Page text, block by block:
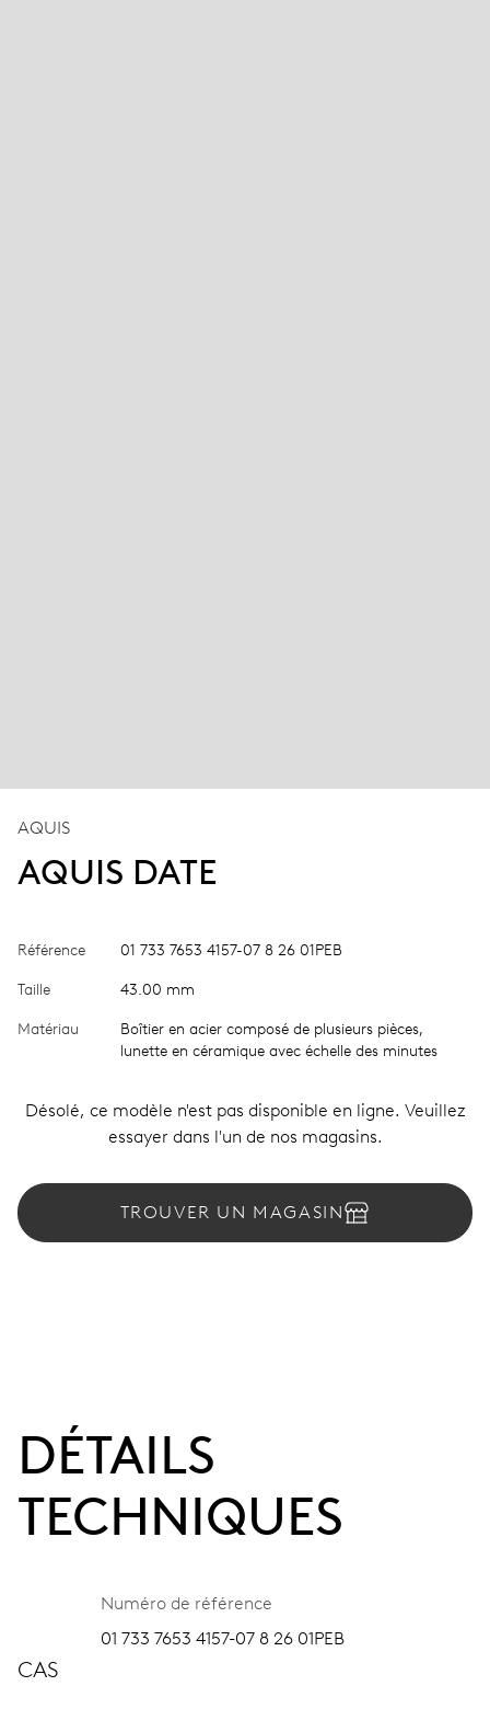
AQUIS
AQUIS DATE
Référence 01 733 7653 4157-07 8 26 01PEB
Taille 43.00 mm
Matériau
Boîtier en acier composé de plusieurs pièces,
lunette en céramique avec échelle des minutes
Désolé, ce modèle n'est pas disponible en ligne. Veuillez
essayer dans l'un de nos magasins.
TROUVER UN MAGASIN
DÉTAILS
TECHNIQUES
Numéro de référence
01 733 7653 4157-07 8 26 01PEB
CAS